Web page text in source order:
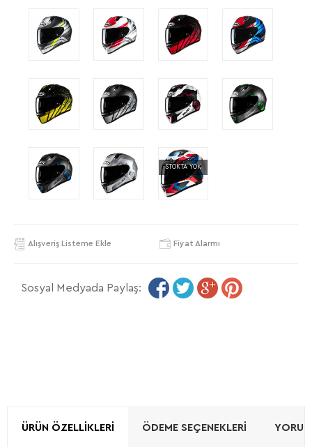
STOKTA YOK
Alışveriş Listeme Ekle Fiyat Alarmı
Sosyal Medyada Paylaş:
ÜRÜN ÖZELLIKLERI ÖDEME SEÇENEKLERI